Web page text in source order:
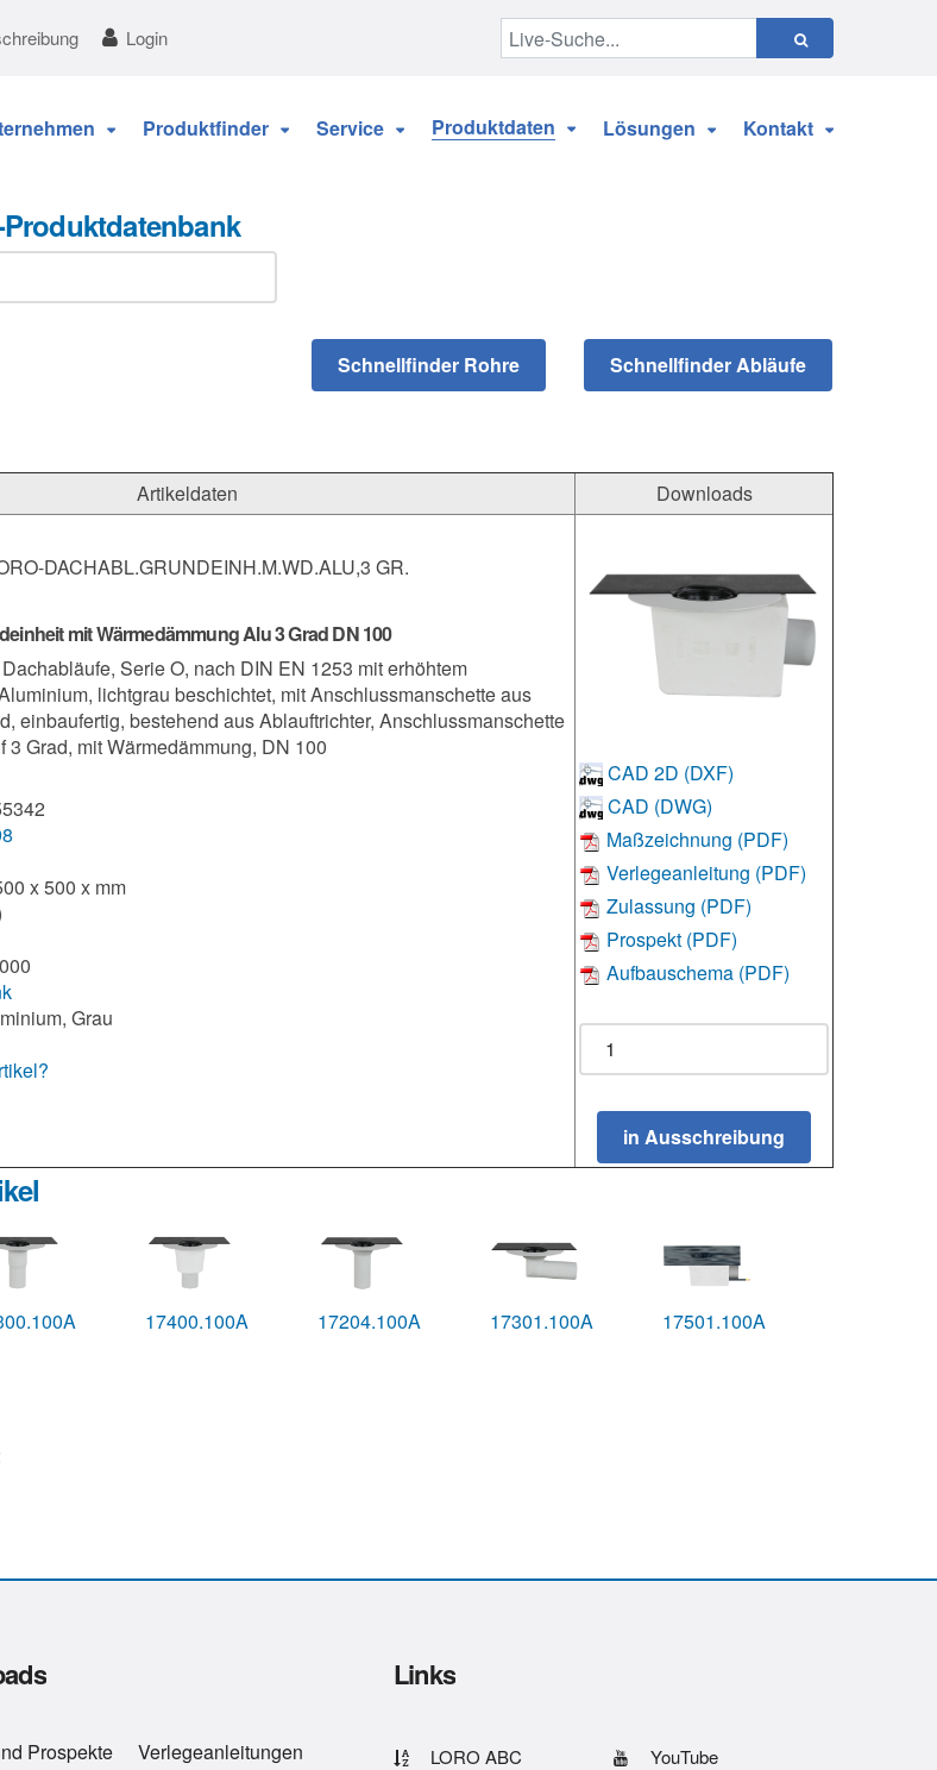
Login
Produktfinder Service Produktdaten Lösungen Kontakt
Artikeldaten Downloads
DACHABL.GRUNDEINH.M.WD.ALU,3 GR.
mit Wärmedämmung Alu 3 Grad DN 100
Serie O, nach DIN EN 1253 mit erhöhtem
lichtgrau beschichtet, mit Anschlussmanschette aus
einbaufertig, bestehend aus Ablauftrichter, Anschlussmanschette
3 Grad, mit Wärmedämmung, DN 100
x 500 x mm
Grau
CAD 2D (DXF)
CAD (DWG)
Maßzeichnung (PDF)
Verlegeanleitung (PDF)
Zulassung (PDF)
Prospekt (PDF)
Aufbauschema (PDF)
17400.100A 17204.100A 17301.100A 17501.100A
Prospekte
Verlegeanleitungen
Links
LORO ABC
YouTube